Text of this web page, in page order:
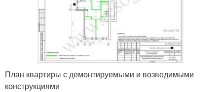
План квартиры с демонтируемыми и возводимыми
конструкциями